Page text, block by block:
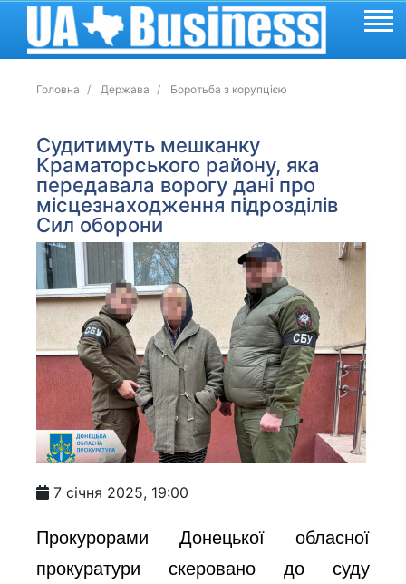
Головна Держава Боротьба з корупцією
Судитимуть мешканку
Краматорського району, яка
передавала ворогу дані про
місцезнаходження підрозділів
Сил оборони
7 січня 2025, 19:00
Прокурорами Донецької обласної
прокуратури скеровано до суду